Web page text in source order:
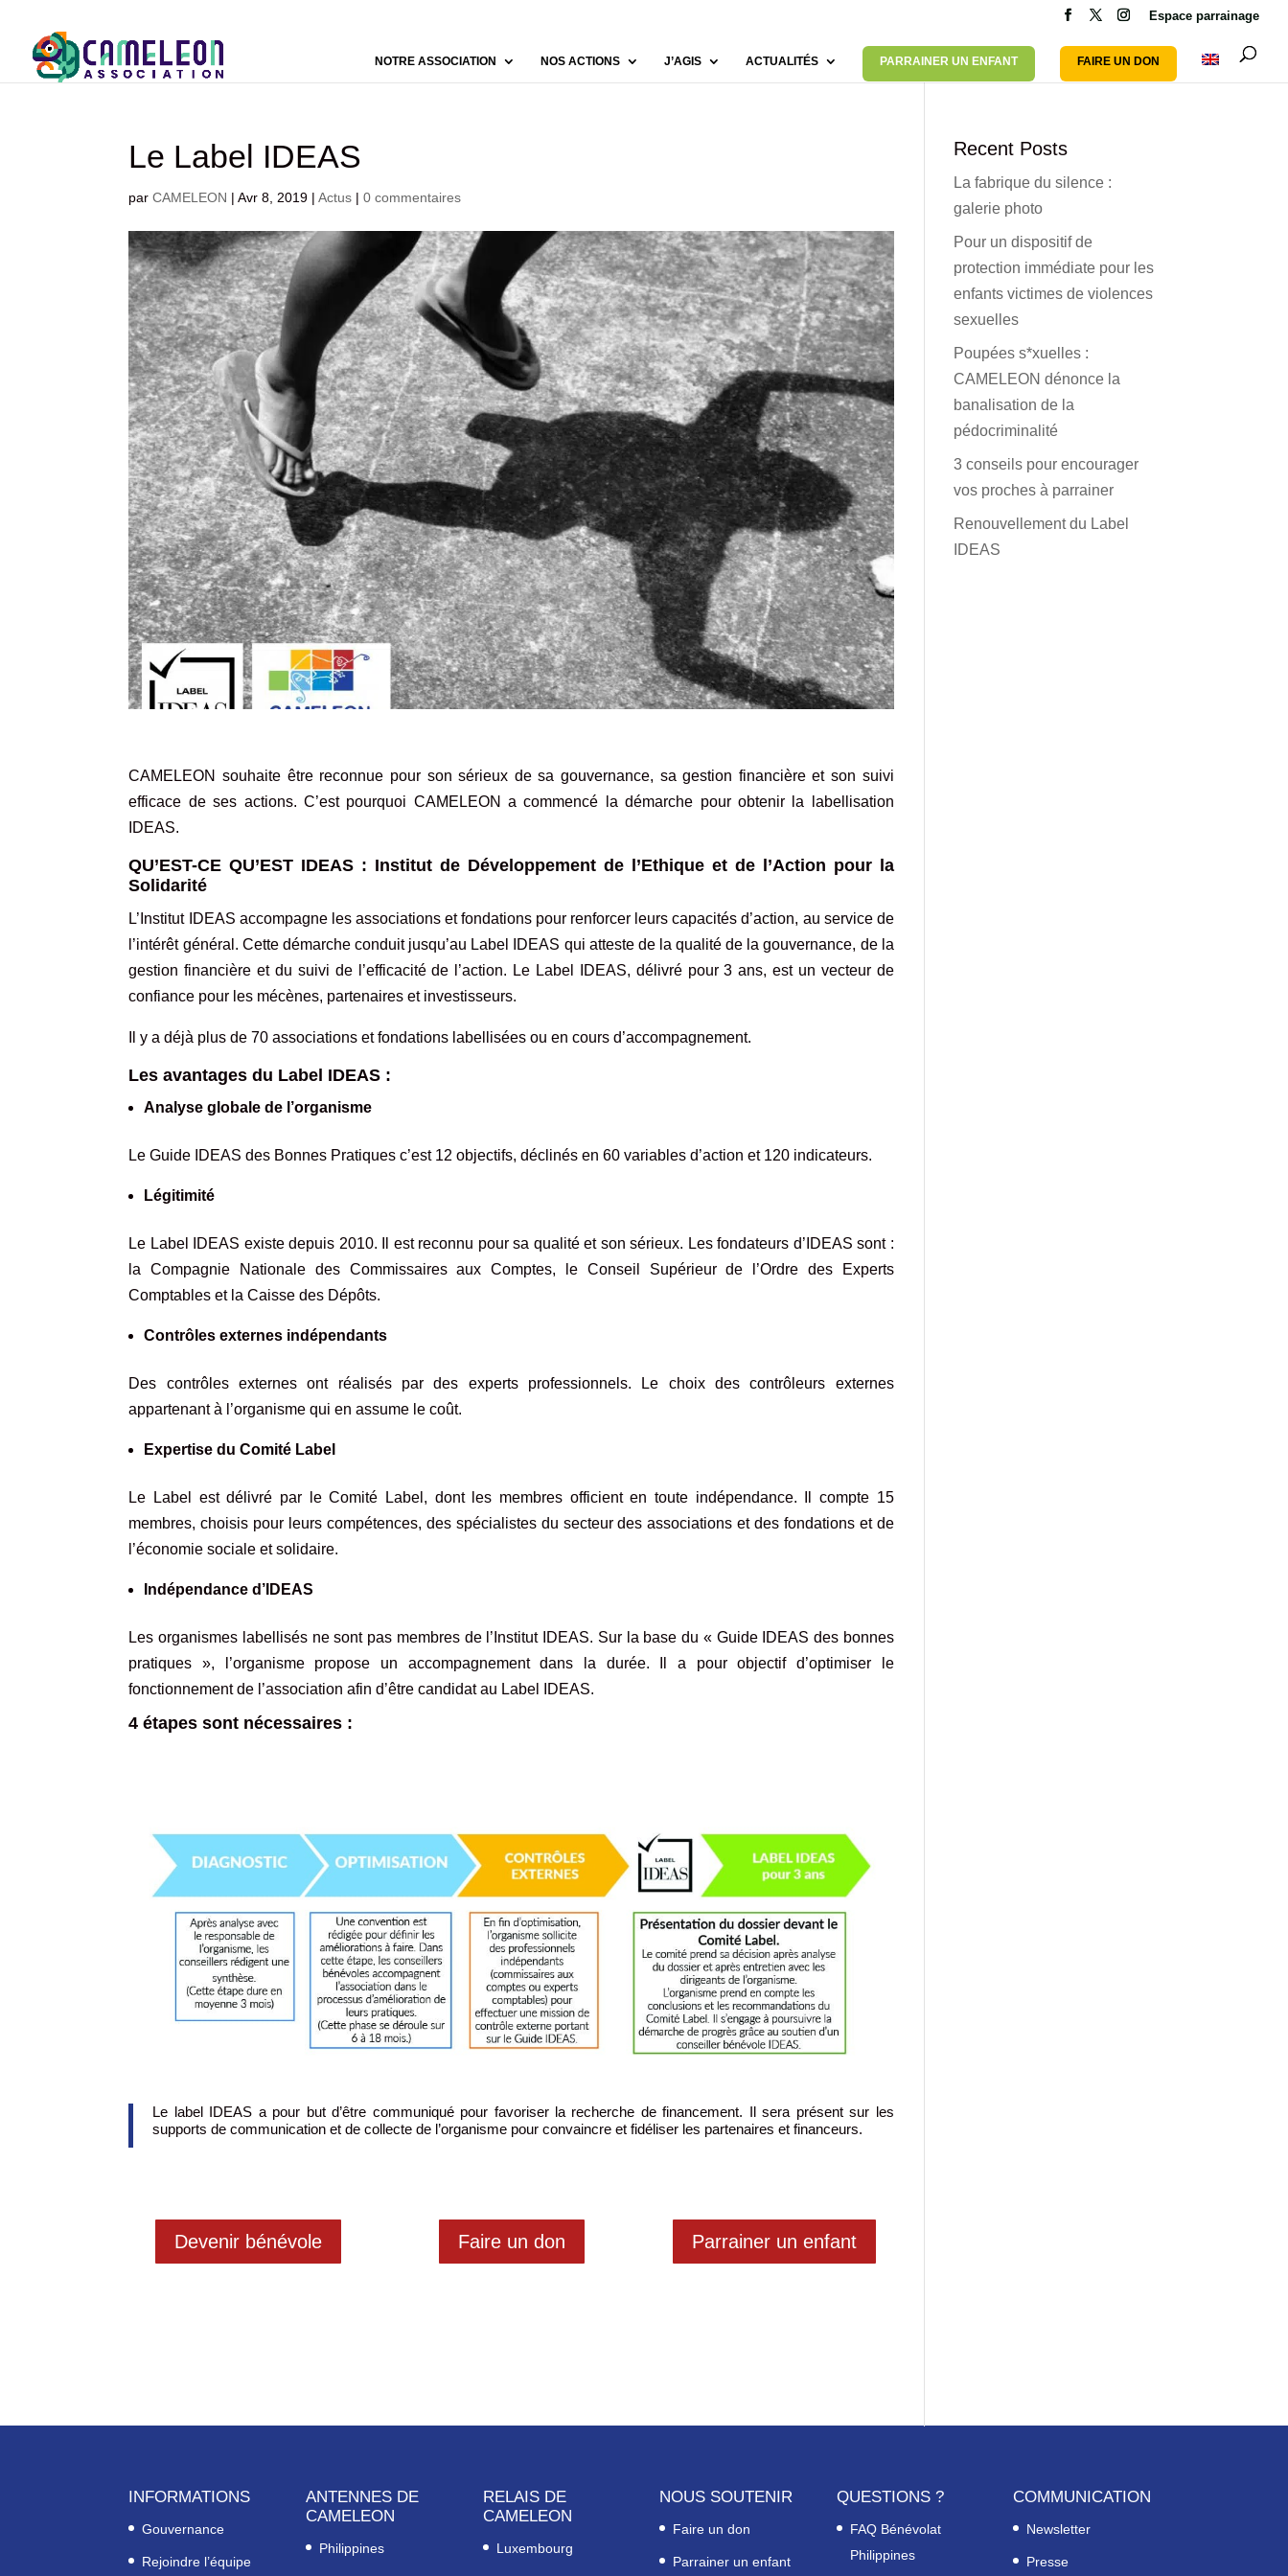
Espace parrainage
NOTRE ASSOCIATION NOS ACTIONS J’AGIS ACTUALITÉS PARRAINER UN ENFANT FAIRE UN DON
Le Label IDEAS
parCAMELEON |Avr 8, 2019 |Actus |0 commentaires
CAMELEON souhaite être reconnue pour son sérieux de sa gouvernance, sa gestion financière et son suivi
efficace de ses actions. C’est pourquoi CAMELEON a commencé la démarche pour obtenir la labellisation
IDEAS.
QU’EST-CE QU’EST IDEAS : Institut de Développement de l’Ethique et de l’Action pour la
Solidarité
L’Institut IDEAS accompagne les associations et fondations pour renforcer leurs capacités d’action, au service de
l’intérêt général. Cette démarche conduit jusqu’au Label IDEAS qui atteste de la qualité de la gouvernance, de la
gestion financière et du suivi de l’efficacité de l’action. Le Label IDEAS, délivré pour 3 ans, est un vecteur de
confiance pour les mécènes, partenaires et investisseurs.
Il y a déjà plus de70 associations et fondations labellisées ou en cours d’accompagnement.
Les avantages du Label IDEAS :
Analyse globale de l’organisme
Le Guide IDEAS des Bonnes Pratiques c’est 12 objectifs, déclinés en 60 variables d’action et 120 indicateurs.
Légitimité
Le Label IDEAS existe depuis 2010. Il est reconnu pour sa qualité et son sérieux. Les fondateurs d’IDEAS sont :
la Compagnie Nationale des Commissaires aux Comptes, le Conseil Supérieur de l’Ordre des Experts
Comptables et la Caisse des Dépôts.
Contrôles externes indépendants
Des contrôles externes ont réalisés par des experts professionnels. Le choix des contrôleurs externes
appartenant à l’organisme qui en assume le coût.
Expertise du Comité Label
Le Label est délivré par leComité Label , dont les membres officient en toute indépendance. Il compte 15
membres, choisis pour leurs compétences, des spécialistes du secteur des associations et des fondations et de
l’économie sociale et solidaire.
Indépendance d’IDEAS
Les organismes labellisés ne sont pas membres de l’Institut IDEAS. Sur la base du « Guide IDEAS des bonnes
pratiques », l’organisme propose un accompagnement dans la durée. Il a pour objectif d’optimiser le
fonctionnement de l’association afin d’être candidat au Label IDEAS.
4 étapes sont nécessaires :
Le label IDEAS a pour but d’être communiqué pour favoriser la recherche de financement. Il sera présent sur les
supports de communication et de collecte de l’organisme pour convaincre et fidéliser les partenaires et financeurs.
Devenir bénévole Faire un don Parrainer un enfant
Recent Posts
La fabrique du silence :
galerie photo
Pour un dispositif de
protection immédiate pour les
enfants victimes de violences
sexuelles
Poupées s*xuelles :
CAMELEON dénonce la
banalisation de la
pédocriminalité
3 conseils pour encourager
vos proches à parrainer
Renouvellement du Label
IDEAS
INFORMATIONS
Gouvernance
Rejoindre l’équipe
ANTENNES DE
CAMELEON
Philippines
RELAIS DE
CAMELEON
Luxembourg
NOUS SOUTENIR
Faire un don
Parrainer un enfant
QUESTIONS ?
FAQ Bénévolat
Philippines
COMMUNICATION
Newsletter
Presse